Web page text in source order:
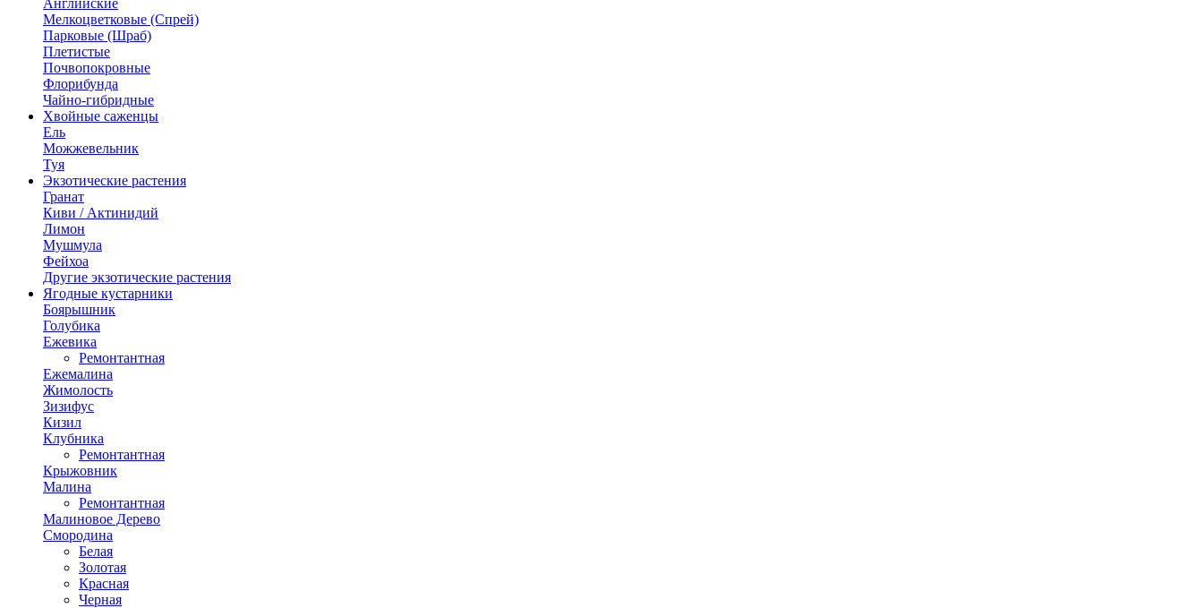
Английские
Мелкоцветковые (Спрей)
Парковые (Шраб)
Плетистые
Почвопокровные
Флорибунда
Чайно-гибридные
Хвойные саженцы
Ель
Можжевельник
Туя
Экзотические растения
Гранат
Киви / Актинидий
Лимон
Мушмула
Фейхоа
Другие экзотические растения
Ягодные кустарники
Боярышник
Голубика
Ежевика
Ремонтантная
Ежемалина
Жимолость
Зизифус
Кизил
Клубника
Ремонтантная
Крыжовник
Малина
Ремонтантная
Малиновое Дерево
Смородина
Белая
Золотая
Красная
Черная